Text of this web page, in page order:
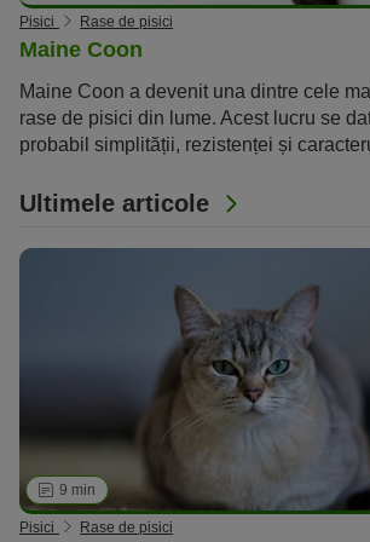
Pisici Rase de pisici
Maine Coon
Maine Coon a devenit una dintre cele
rase de pisici din lume. Acest lucru se
probabil simplității, rezistenței și
importante despre iubitoarele feline.
Ultimele articole
9 min
Pisici Rase de pisici